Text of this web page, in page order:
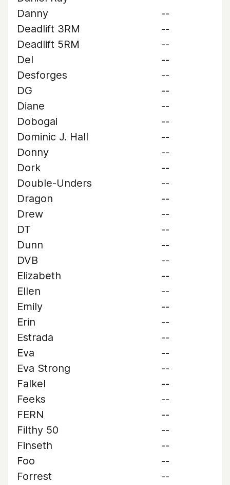
Danny
--
Deadlift 3RM
--
Deadlift 5RM
--
Del
--
Desforges
--
DG
--
Diane
--
Dobogai
--
Dominic J. Hall
--
Donny
--
Dork
--
Double-Unders
--
Dragon
--
Drew
--
DT
--
Dunn
--
DVB
--
Elizabeth
--
Ellen
--
Emily
--
Erin
--
Estrada
--
Eva
--
Eva Strong
--
Falkel
--
Feeks
--
FERN
--
Filthy 50
--
Finseth
--
Foo
--
Forrest
--